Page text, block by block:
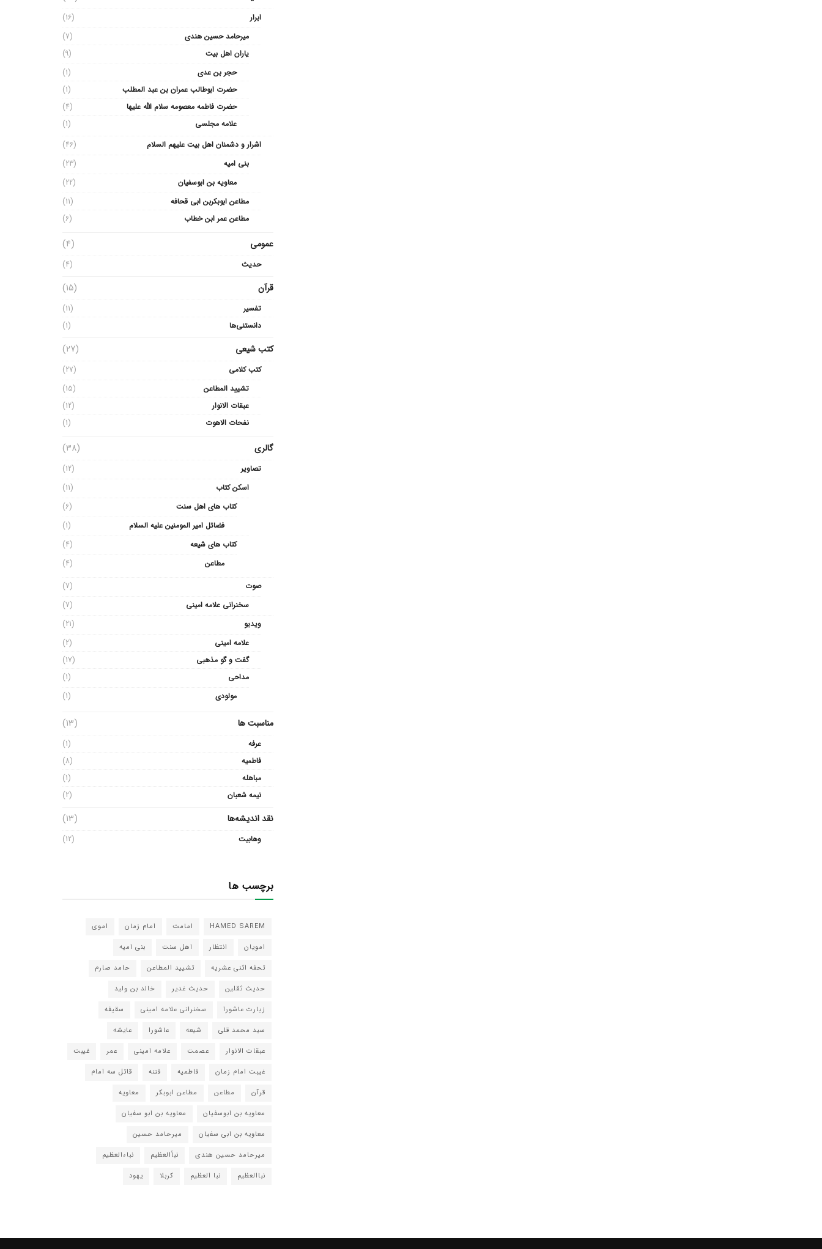
ابرار
(16)
میرحامد حسین هندی
(7)
یاران اهل بیت
(9)
حجر بن عدی
(1)
حضرت ابوطالب عمران بن عبد المطلب
(1)
حضرت فاطمه معصومه سلام الله علیها
(4)
علامه مجلسی
(1)
اشرار و دشمنان اهل بیت علیهم السلام
(46)
بنی امیه
(23)
معاویه بن ابوسفیان
(22)
مطاعن ابوبکربن ابی قحافه
(11)
مطاعن عمر ابن خطاب
(6)
عمومی (4)
حدیث (4)
قرآن (15)
تفسیر
(11)
دانستنی‌ها
(1)
کتب شیعی (27)
کتب کلامی
(27)
تشیید المطاعن
(15)
عبقات الانوار
(12)
نفحات الاهوت
(1)
گالری (38)
تصاویر
(12)
اسکن کتاب
(11)
کتاب های اهل سنت
(6)
فضائل امیر المومنین علیه السلام
(1)
کتاب های شیعه
(4)
مطاعن
(4)
صوت
(7)
سخنرانی علامه امینی
(7)
ویدیو
(21)
علامه امینی
(2)
گفت و گو مذهبی
(17)
مداحی
(1)
مولودی
(1)
مناسبت ها (13)
عرفه
(1)
فاطمیه
(8)
مباهله
(1)
نیمه شعبان
(2)
نقد اندیشه‌ها (13)
وهابیت (12)
برچسب ها
HAMED SAREM امامت امام زمان
اموی
امویان
انتظار اهل سنت
بنی امیه
تحفه اثنی عشریه
تشیید المطاعن
حامد صارم
حدیث ثقلین
حدیث غدیر
خالد بن ولید
زیارت عاشورا
سخنرانی علامه امینی
سقیفه
سید محمد قلی
شیعه عاشورا
عایشه
عبقات الانوار
عصمت علامه امینی عمر
غیبت
غیبت امام زمان
فاطمیه فتنه
قاتل سه امام
قرآن
مطاعن مطاعن ابوبکر
معاویه
معاویه بن ابوسفیان
معاویه بن ابو سفیان
معاویه بن ابی سفیان
میرحامد حسین
میرحامد حسین هندی
نبأالعظیم
نباءالعظیم
نباالعظیم
نبا العظیم کربلا یهود